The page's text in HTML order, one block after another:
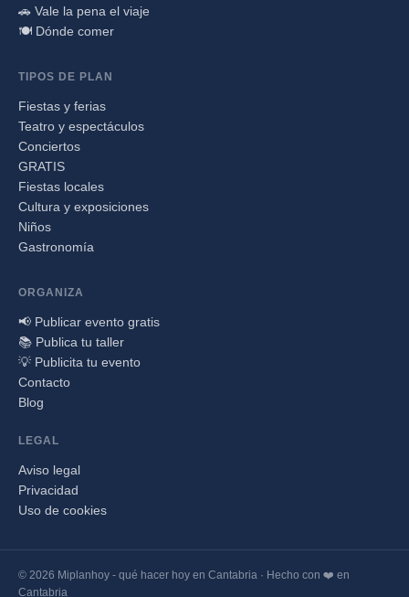
🚗 Vale la pena el viaje
🍽️ Dónde comer
TIPOS DE PLAN
Fiestas y ferias
Teatro y espectáculos
Conciertos
GRATIS
Fiestas locales
Cultura y exposiciones
Niños
Gastronomía
ORGANIZA
📢 Publicar evento gratis
📚 Publica tu taller
💡 Publicita tu evento
Contacto
Blog
LEGAL
Aviso legal
Privacidad
Uso de cookies
© 2026 Miplanhoy - qué hacer hoy en Cantabria · Hecho con ❤️ en
Cantabria